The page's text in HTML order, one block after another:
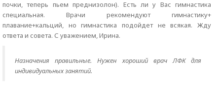
почки, теперь пьем преднизолон). Есть ли у Вас гимнастика
специальная. Врачи рекомендуют гимнастику+
плавание+кальций, но гимнастика подойдет не всякая. Жду
ответа и совета. С уважением, Ирина.
Назначения правильные. Нужен хороший врач ЛФК для
индивидуальных занятий.